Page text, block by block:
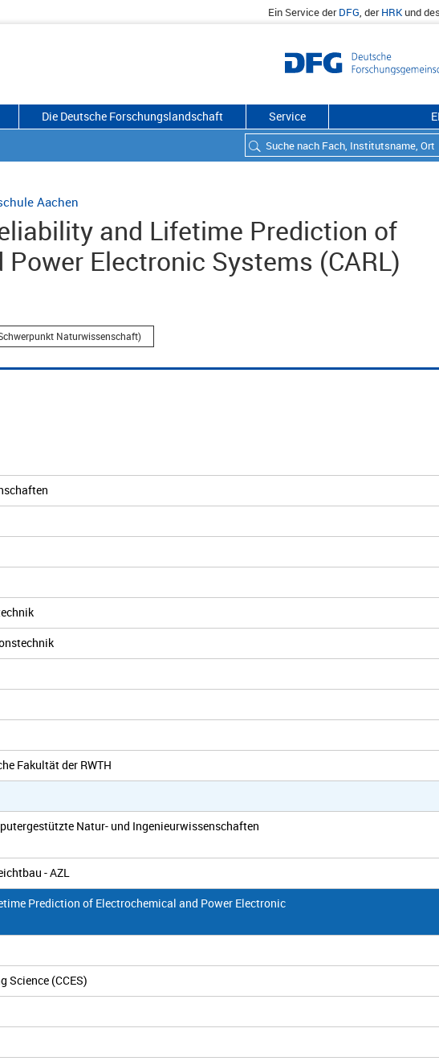
Ein Service derDFG, derHRKund
Die Deutsche Forschungslandschaft Service
Aachen
and Lifetime Prediction of
Electronic Systems (CARL)
Naturwissenschaft)
Fakultät der RWTH
Natur- und Ingenieurwissenschaften
- AZL
Prediction of Electrochemical and Power Electronic
Science (CCES)